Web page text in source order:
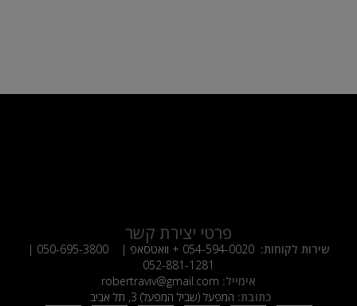
פרטי יצירת קשר
שירות לקוחות: 054-594-0020 + וואטסאפ | 050-695-3800
|
052-881-1281
אימייל: robertraviv@gmail.com
כתובת: המפעל (שביל המפעל) 3, תל אביב